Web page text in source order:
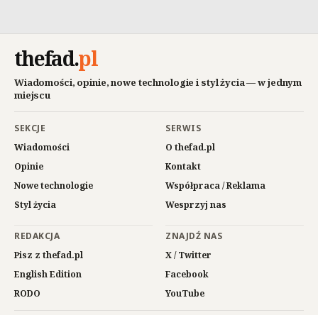
thefad.pl
Wiadomości, opinie, nowe technologie i styl życia — w jednym
miejscu
SEKCJE
Wiadomości
Opinie
Nowe technologie
Styl życia
SERWIS
O thefad.pl
Kontakt
Współpraca / Reklama
Wesprzyj nas
REDAKCJA
Pisz z thefad.pl
English Edition
RODO
ZNAJDŹ NAS
X / Twitter
Facebook
YouTube